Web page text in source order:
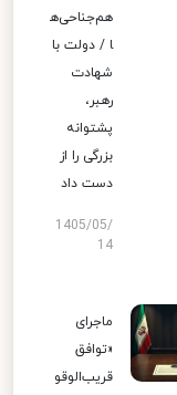
هم‌جناحی‌ه
ا / دولت با
شهادت
رهبر،
پشتوانه
بزرگی را از
دست داد
1405/05/
14
ماجرای
«توافق
قریب‌الوقو